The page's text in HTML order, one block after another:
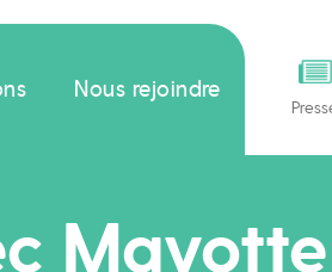
Nous rejoindre